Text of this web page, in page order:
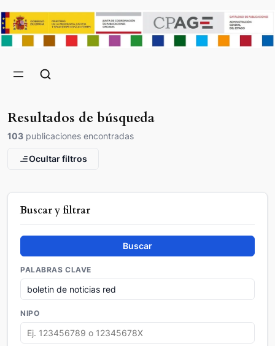
Resultados de búsqueda
103 publicaciones encontradas
Ocultar filtros
Buscar y filtrar
Buscar
PALABRAS CLAVE
NIPO